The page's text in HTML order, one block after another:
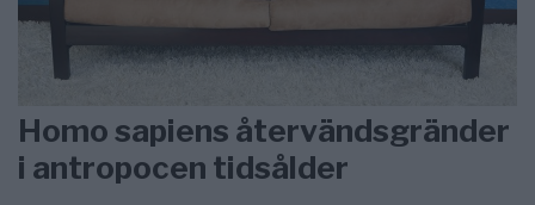
Homo sapiens återvändsgränder
i antropocen tidsålder